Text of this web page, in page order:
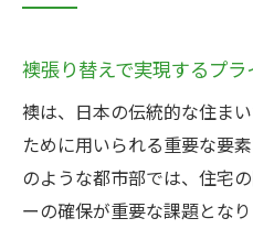
襖張り替えで実現するプ
襖は、日本の伝統的な住ま
ために用いられる重要な要
のような都市部では、住宅
ーの確保が重要な課題とな